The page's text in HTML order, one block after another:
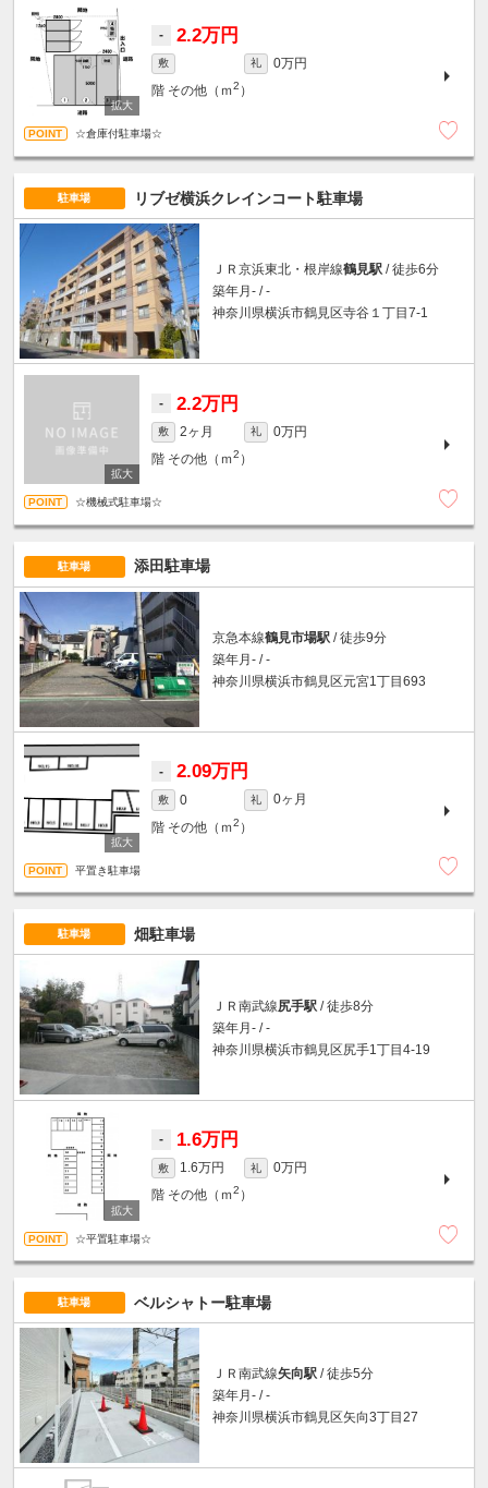
- 2.2万円
敷 礼
0万円
階 その他（ｍ2 ）
☆倉庫付駐車場☆
駐車場 リブゼ横浜クレインコート駐車場
ＪＲ京浜東北・根岸線鶴見駅 / 徒歩6分
築年月- / -
神奈川県横浜市鶴見区寺谷１丁目7-1
- 2.2万円
敷 2ヶ月 礼
0万円
階 その他（ｍ2 ）
☆機械式駐車場☆
駐車場 添田駐車場
京急本線鶴見市場駅 / 徒歩9分
築年月- / -
神奈川県横浜市鶴見区元宮1丁目693
- 2.09万円
敷 0 礼
0ヶ月
階 その他（ｍ2 ）
平置き駐車場
駐車場 畑駐車場
ＪＲ南武線尻手駅 / 徒歩8分
築年月- / -
神奈川県横浜市鶴見区尻手1丁目4-19
- 1.6万円
敷 1.6万円 礼
0万円
階 その他（ｍ2 ）
☆平置駐車場☆
駐車場 ベルシャトー駐車場
ＪＲ南武線矢向駅 / 徒歩5分
築年月- / -
神奈川県横浜市鶴見区矢向3丁目27